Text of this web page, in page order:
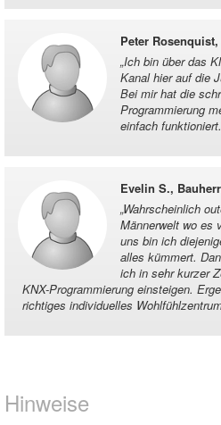
Peter
„Ich bin über das
Kanal hier auf die
Bei mir hat die
Programmierung
einfach funktioniert.
Evelin S.,
„Wahrscheinlich
Männerwelt wo es
uns bin ich
alles kümmert.
ich in sehr kurzer
KNX-Programmierung einsteigen.
richtiges individuelles
Hinweise